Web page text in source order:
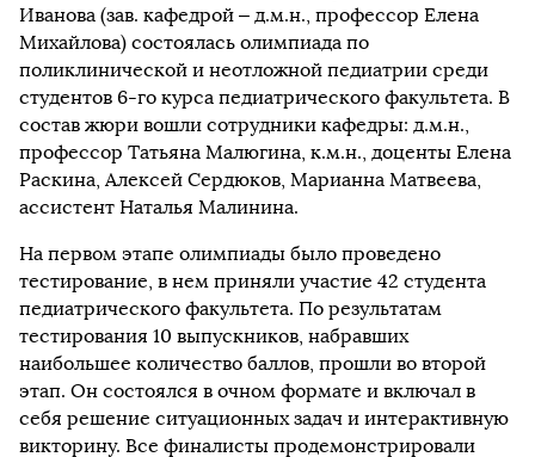
Иванова (зав. кафедрой – д.м.н., профессор Елена
Михайлова) состоялась олимпиада по
поликлинической и неотложной педиатрии среди
студентов 6-го курса педиатрического факультета. В
состав жюри вошли сотрудники кафедры: д.м.н.,
профессор Татьяна Малюгина, к.м.н., доценты Елена
Раскина, Алексей Сердюков, Марианна Матвеева,
ассистент Наталья Малинина.
На первом этапе олимпиады было проведено
тестирование, в нем приняли участие 42 студента
педиатрического факультета. По результатам
тестирования 10 выпускников, набравших
наибольшее количество баллов, прошли во второй
этап. Он состоялся в очном формате и включал в
себя решение ситуационных задач и интерактивную
викторину. Все финалисты продемонстрировали